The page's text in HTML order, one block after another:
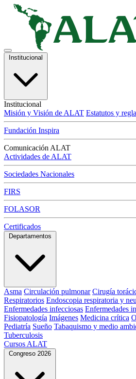
Institucional
Institucional
Misión y Visión de ALAT Estatutos y
Fundación Inspira
Comunicación ALAT
Actividades de ALAT
Sociedades Nacionales
FIRS
FOLASOR
Certificados
Departamentos
Asma Circulación pulmonar Cirugía
Respiratorios Endoscopia respiratoria y
Enfermedades infecciosas Enfermedades
Fisiopatología Imágenes Medicina crítica
Pediatría Sueño Tabaquismo y medio
Tuberculosis
Cursos ALAT
Congreso 2026